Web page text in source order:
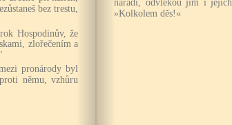
bez trestu,
Hospodinův, že
zlořečením a
pronárody byl
němu, vzhůru
nářadí, odvlekou jim i
»Kolkolem děs!«